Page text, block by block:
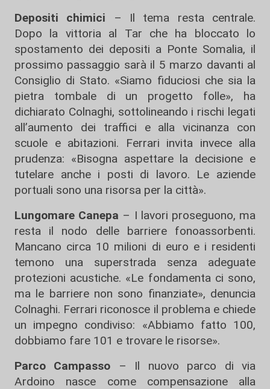
Depositi chimici – Il tema resta centrale.
Dopo la vittoria al Tar che ha bloccato lo
spostamento dei depositi a Ponte Somalia, il
prossimo passaggio sarà il 5 marzo davanti al
Consiglio di Stato. «Siamo fiduciosi che sia la
pietra tombale di un progetto folle», ha
dichiarato Colnaghi, sottolineando i rischi legati
all’aumento dei traffici e alla vicinanza con
scuole e abitazioni. Ferrari invita invece alla
prudenza: «Bisogna aspettare la decisione e
tutelare anche i posti di lavoro. Le aziende
portuali sono una risorsa per la città».
Lungomare Canepa – I lavori proseguono, ma
resta il nodo delle barriere fonoassorbenti.
Mancano circa 10 milioni di euro e i residenti
temono una superstrada senza adeguate
protezioni acustiche. «Le fondamenta ci sono,
ma le barriere non sono finanziate», denuncia
Colnaghi. Ferrari riconosce il problema e chiede
un impegno condiviso: «Abbiamo fatto 100,
dobbiamo fare 101 e trovare le risorse».
Parco Campasso – Il nuovo parco di via
Ardoino nasce come compensazione alla